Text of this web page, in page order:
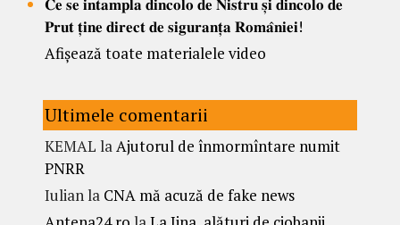
𝐂𝐞 𝐬𝐞 𝐢𝐧𝐭𝐚𝐦𝐩𝐥𝐚 𝐝𝐢𝐧𝐜𝐨𝐥𝐨 𝐝𝐞 𝐍𝐢𝐬𝐭𝐫𝐮 𝐬̦𝐢 𝐝𝐢𝐧𝐜𝐨𝐥𝐨 𝐝𝐞
𝐏𝐫𝐮𝐭 𝐭̦𝐢𝐧𝐞 𝐝𝐢𝐫𝐞𝐜𝐭 𝐝𝐞 𝐬𝐢𝐠𝐮𝐫𝐚𝐧𝐭̦𝐚 𝐑𝐨𝐦𝐚̂𝐧𝐢𝐞𝐢!
Afișează toate materialele video
Ultimele comentarii
KEMAL laAjutorul de înmormîntare numit
PNRR
Iulianla CNA mă acuză de fake news